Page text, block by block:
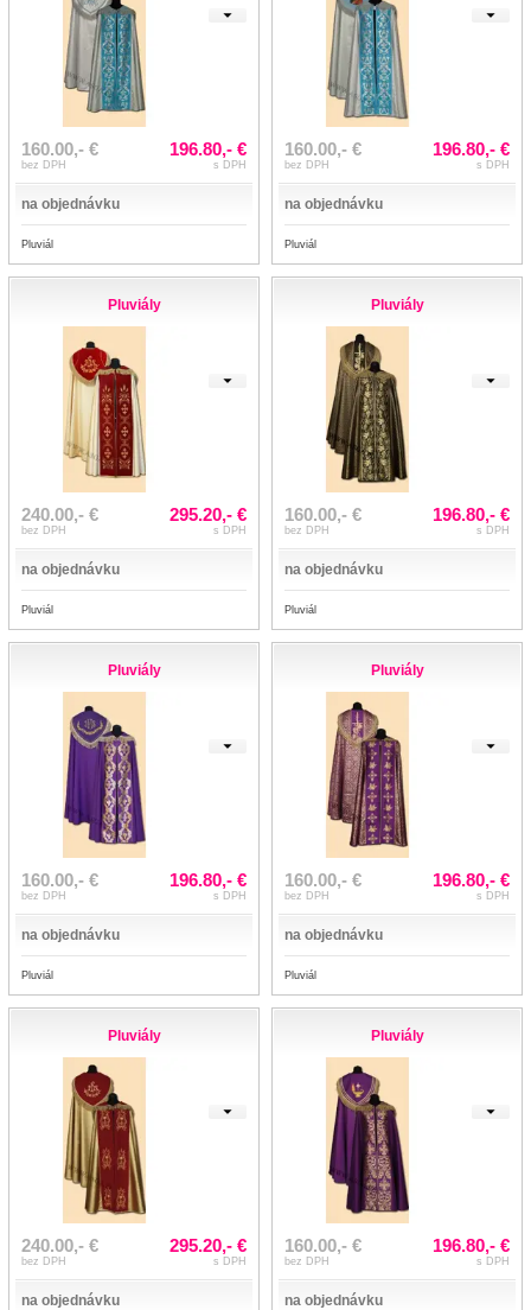
160.00,- €
bez DPH
196.80,- €
s DPH
na objednávku
Pluviál
160.00,- €
bez DPH
196.80,- €
s DPH
na objednávku
Pluviál
Pluviály
240.00,- €
bez DPH
295.20,- €
s DPH
na objednávku
Pluviál
Pluviály
160.00,- €
bez DPH
196.80,- €
s DPH
na objednávku
Pluviál
Pluviály
160.00,- €
bez DPH
196.80,- €
s DPH
na objednávku
Pluviál
Pluviály
160.00,- €
bez DPH
196.80,- €
s DPH
na objednávku
Pluviál
Pluviály
240.00,- €
bez DPH
295.20,- €
s DPH
na objednávku
Pluviály
160.00,- €
bez DPH
196.80,- €
s DPH
na objednávku